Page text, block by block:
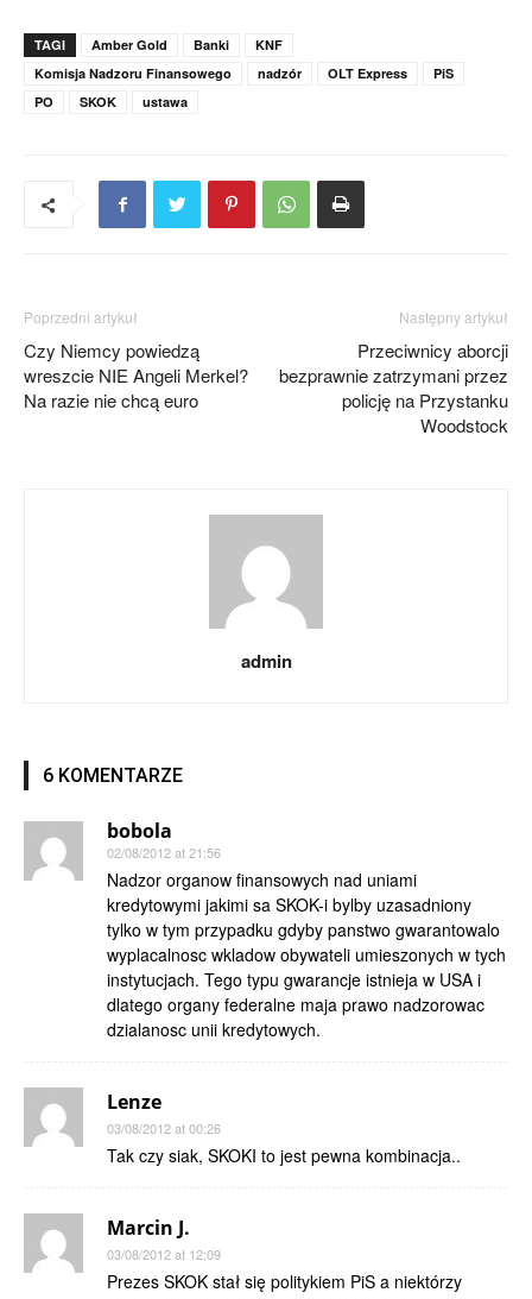
TAGI Amber Gold Banki
KNF
Komisja Nadzoru Finansowego
nadzór OLT Express
PiS
PO
SKOK ustawa
Poprzedni artykuł
Czy Niemcy powiedzą
wreszcie NIE Angeli Merkel?
Na razie nie chcą euro
Następny artykuł
Przeciwnicy aborcji
bezprawnie zatrzymani przez
policję na Przystanku
Woodstock
admin
6 KOMENTARZE
bobola
02/08/2012 at 21:56
Nadzor organow finansowych nad uniami
kredytowymi jakimi sa SKOK-i bylby uzasadniony
tylko w tym przypadku gdyby panstwo gwarantowalo
wyplacalnosc wkladow obywateli umieszonych w tych
instytucjach. Tego typu gwarancje istnieja w USA i
dlatego organy federalne maja prawo nadzorowac
dzialanosc unii kredytowych.
Lenze
03/08/2012 at 00:26
Tak czy siak, SKOKI to jest pewna kombinacja..
Marcin J.
03/08/2012 at 12:09
Prezes SKOK stał się politykiem PiS a niektórzy